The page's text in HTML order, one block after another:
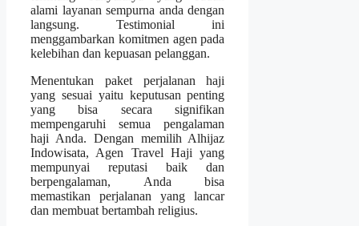
alami layanan sempurna anda dengan
langsung. Testimonial ini
menggambarkan komitmen agen pada
kelebihan dan kepuasan pelanggan.
Menentukan paket perjalanan haji
yang sesuai yaitu keputusan penting
yang bisa secara signifikan
mempengaruhi semua pengalaman
haji Anda. Dengan memilih Alhijaz
Indowisata, Agen Travel Haji yang
mempunyai reputasi baik dan
berpengalaman, Anda bisa
memastikan perjalanan yang lancar
dan membuat bertambah religius.